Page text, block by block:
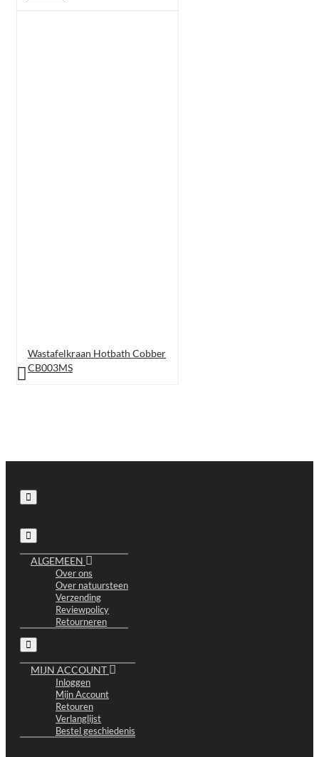
Wastafelkraan Hotbath Cobber
CB003MS
ALGEMEEN
Over ons
Over natuursteen
Verzending
Reviewpolicy
Retourneren
MIJN ACCOUNT
Inloggen
Mijn Account
Retouren
Verlanglijst
Bestel geschiedenis